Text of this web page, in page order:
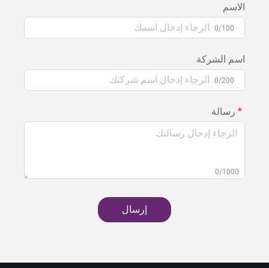
الاسم
0/100
اسم الشركة
0/200
رسالة
0/1000
إرسال